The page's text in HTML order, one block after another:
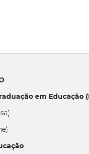
em Educação